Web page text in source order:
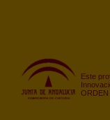
Este
ORDEN